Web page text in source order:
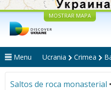
MOSTRAR MAPA
Menu Ucrania Crimea
Saltos de roca monasterial